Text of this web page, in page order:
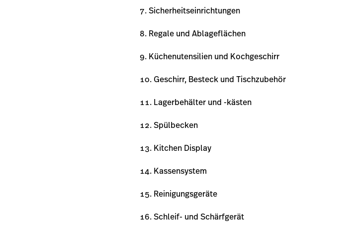
Sicherheitseinrichtungen
Regale und Ablageflächen
Küchenutensilien und Kochgeschirr
Geschirr, Besteck und Tischzubehör
Lagerbehälter und -kästen
Spülbecken
Kitchen Display
Kassensystem
Reinigungsgeräte
Schleif- und Schärfgerät